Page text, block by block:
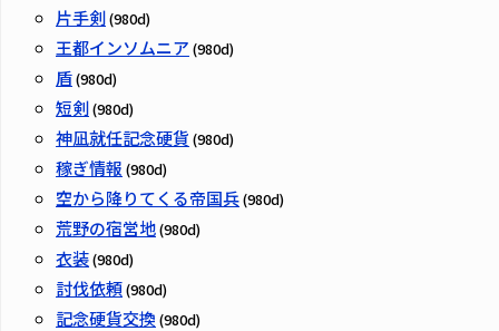
片手剣(980d)
王都インソムニア (980d)
盾(980d)
短剣(980d)
神凪就任記念硬貨 (980d)
稼ぎ情報 (980d)
空から降りてくる帝国兵(980d)
荒野の宿営地(980d)
衣装(980d)
討伐依頼(980d)
記念硬貨交換 (980d)